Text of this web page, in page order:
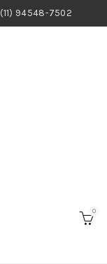
(11) 94548-7502
0